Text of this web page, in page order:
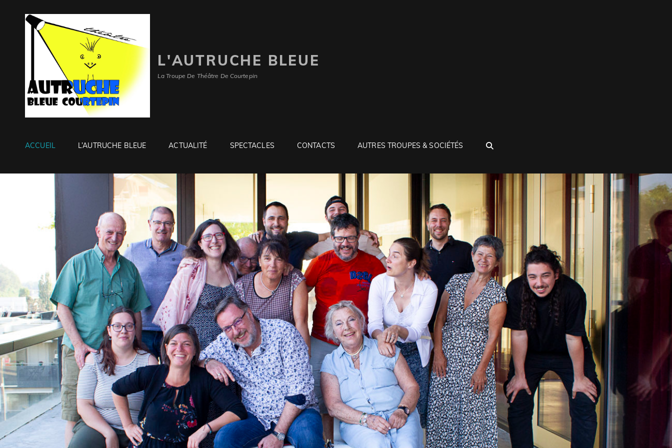
L'AUTRUCHE BLEUE
La Troupe De Théâtre De Courtepin
ACCUEIL L’AUTRUCHE BLEUE ACTUALITÉ SPECTACLES CONTACTS AUTRES TROUPES & SOCIÉTÉS